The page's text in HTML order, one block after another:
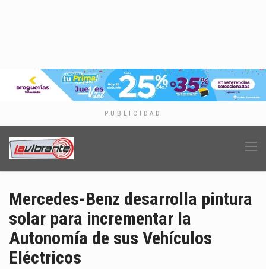
PUBLICIDAD
Mercedes-Benz desarrolla pintura
solar para incrementar la
Autonomía de sus Vehículos
Eléctricos